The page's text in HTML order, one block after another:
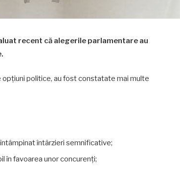
recent că alegerile parlamentare au
politice, au fost constatate mai multe
întârzieri semnificative;
în favoarea unor concurenți;